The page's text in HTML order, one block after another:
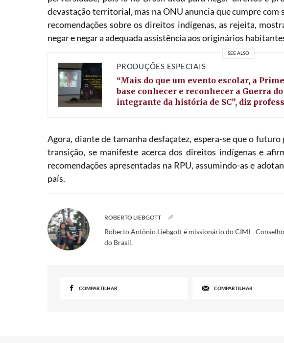
devastação territorial, mas na ONU anuncia que cumpre com
recomendações sobre os direitos indígenas, as rejeita,
negar e negar a adequada assistência aos originários
SEE ALSO
PRODUÇÕES ESPECIAIS
“Mais do que um evento escolar, a
base conhecer e reconhecer a Guerra
integrante da história de SC”, diz
Agora, diante de tamanha desfaçatez, espera-se que o
transição, se manifeste acerca dos direitos indígenas e
recomendações apresentadas na RPU, assumindo-as e
país.
ROBERTO LIEBGOTT
Roberto Antônio Liebgott é missionário do CIMI -
do Brasil.
COMPARTILHAR COMPARTILHAR